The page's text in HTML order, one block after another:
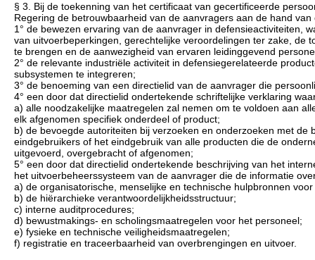
§ 3. Bij de toekenning van het certificaat van gecertificeerde
Regering de betrouwbaarheid van de aanvragers aan de hand
1° de bewezen ervaring van de aanvrager in defensieactiviteiten,
van uitvoerbeperkingen, gerechtelijke veroordelingen ter zake,
te brengen en de aanwezigheid van ervaren leidinggevend
2° de relevante industriële activiteit in defensiegerelateerde
subsystemen te integreren;
3° de benoeming van een directielid van de aanvrager die
4° een door dat directielid ondertekende schriftelijke verklaring
a) alle noodzakelijke maatregelen zal nemen om te voldoen aan
elk afgenomen specifiek onderdeel of product;
b) de bevoegde autoriteiten bij verzoeken en onderzoeken met
eindgebruikers of het eindgebruik van alle producten die de
uitgevoerd, overgebracht of afgenomen;
5° een door dat directielid ondertekende beschrijving van het
het uitvoerbeheerssysteem van de aanvrager die de informatie
a) de organisatorische, menselijke en technische hulpbronnen
b) de hiërarchieke verantwoordelijkheidsstructuur;
c) interne auditprocedures;
d) bewustmakings- en scholingsmaatregelen voor het personeel;
e) fysieke en technische veiligheidsmaatregelen;
f) registratie en traceerbaarheid van overbrengingen en uitvoer.